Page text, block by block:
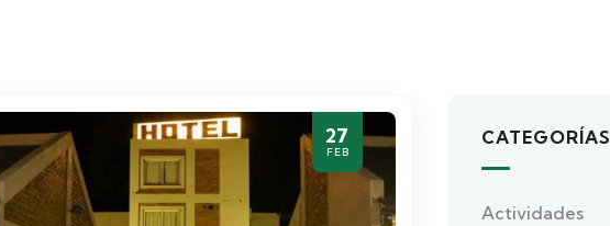
27
FEB
CATEGORÍAS
Actividades